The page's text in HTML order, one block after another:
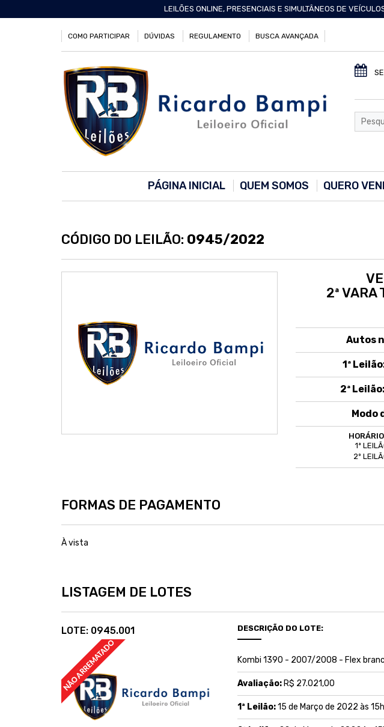
LEILÕES ONLINE, PRESENCIAIS E SIMULTÂNEOS DE
COMO PARTICIPAR DÚVIDAS REGULAMENTO BUSCA AVANÇADA
PÁGINA INICIAL QUEM SOMOS QUERO
CÓDIGO DO LEILÃO: 0945/2022
2ª VARA
Autos
1ª
2ª Leilão:
Modo
1ª
2º
FORMAS DE PAGAMENTO
À vista
LISTAGEM DE LOTES
LOTE: 0945.001 DESCRIÇÃO DO LOTE:
Kombi 1390 - 2007/2008 - Flex
Avaliação:R$ 27.021,00
1ª Leilão:15 de Março de 2022 às